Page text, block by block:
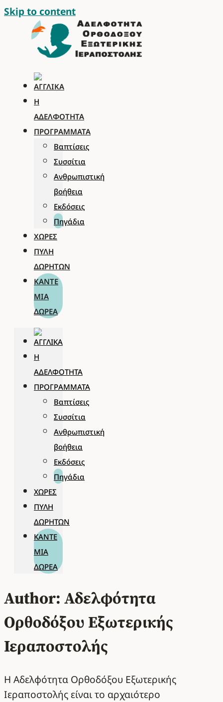
Skip to content
Η
ΑΔΕΛΦΌΤΗΤΑ
ΠΡΟΓΡΆΜΜΑΤΑ
Βαπτίσεις
Συσσίτια
Ανθρωπιστική
βοήθεια
Εκδόσεις
Πηγάδια
ΧΏΡΕΣ
ΠΎΛΗ
ΔΩΡΗΤΏΝ
ΚΆΝΤΕ
ΜΊΑ
ΔΩΡΕΆ
Η
ΑΔΕΛΦΌΤΗΤΑ
ΠΡΟΓΡΆΜΜΑΤΑ
Βαπτίσεις
Συσσίτια
Ανθρωπιστική
βοήθεια
Εκδόσεις
Πηγάδια
ΧΏΡΕΣ
ΠΎΛΗ
ΔΩΡΗΤΏΝ
ΚΆΝΤΕ
ΜΊΑ
ΔΩΡΕΆ
Author: Αδελφότητα
Ορθοδόξου Εξωτερικής
Ιεραποστολής
Η Αδελφότητα Ορθοδόξου Εξωτερικής
Ιεραποστολής είναι το αρχαιότερο